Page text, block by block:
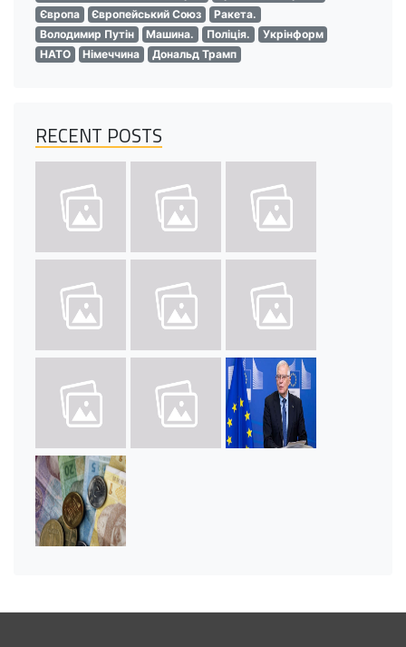
Європа
Європейський Союз
Ракета.
Володимир Путін
Машина. Поліція.
Укрінформ
НАТО
Німеччина Дональд Трамп
RECENT POSTS